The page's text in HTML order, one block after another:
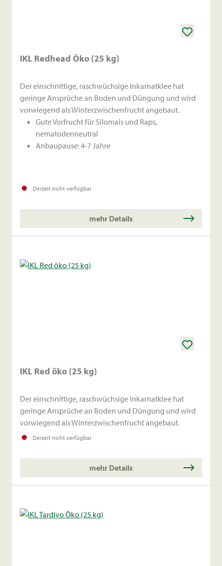
IKL Redhead Öko (25 kg)
Der einschnittige, raschwüchsige Inkarnatklee hat
geringe Ansprüche an Boden und Düngung und wird
vorwiegend als Winterzwischenfrucht angebaut.
Gute Vorfrucht für Silomais und Raps,
nematodenneutral
Anbaupause: 4-7 Jahre
Derzeit nicht verfügbar
mehr Details
IKL Red öko (25 kg)
Der einschnittige, raschwüchsige Inkarnatklee hat
geringe Ansprüche an Boden und Düngung und wird
vorwiegend als Winterzwischenfrucht angebaut.
Derzeit nicht verfügbar
mehr Details